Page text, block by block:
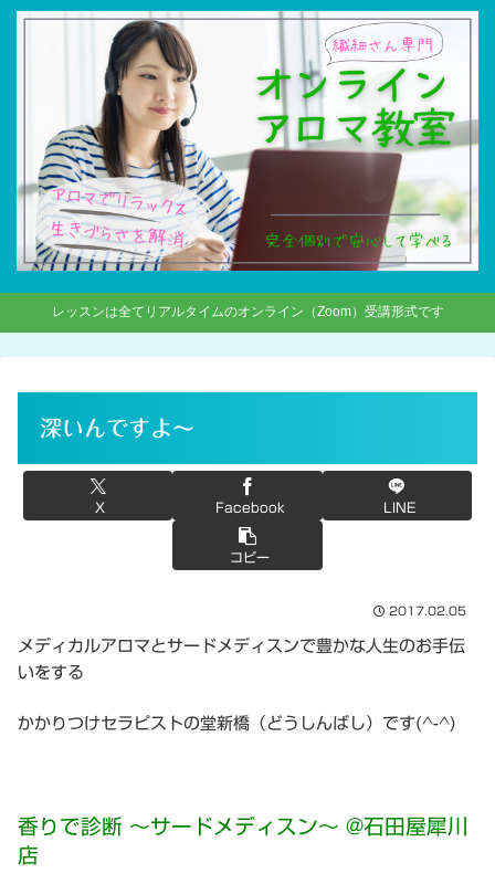
レッスンは全てリアルタイムのオンライン（Zoom）受講形式です
深いんですよ〜
X Facebook LINE
コピー
2017.02.05
メディカルアロマとサードメディスンで豊かな人生のお手伝
いをする
かかりつけセラピストの堂新橋（どうしんばし）です(^-^)
香りで診断 〜サードメディスン〜 @石田屋犀川
店